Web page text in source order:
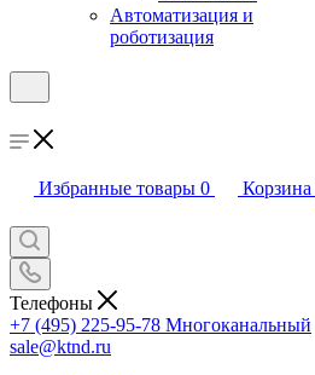
Автоматизация и
роботизация
Избранные товары 0 Корзина
Телефоны
+7 (495) 225-95-78 Многоканальный
sale@ktnd.ru